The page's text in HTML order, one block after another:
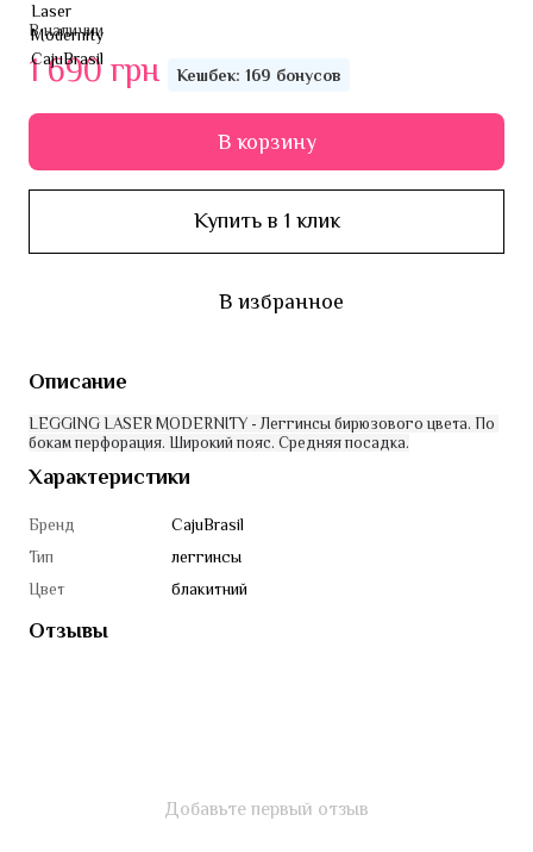
В наличии
1 690 грн Кешбек: 169 бонусов
В корзину
Купить в 1 клик
В избранное
Описание
LEGGING LASER MODERNITY - Леггинсы бирюзового цвета. По
бокам перфорация. Широкий пояс. Средняя посадка.
Характеристики
Бренд
CajuBrasil
Тип
леггинсы
Цвет
блакитний
Отзывы
Добавьте первый отзыв